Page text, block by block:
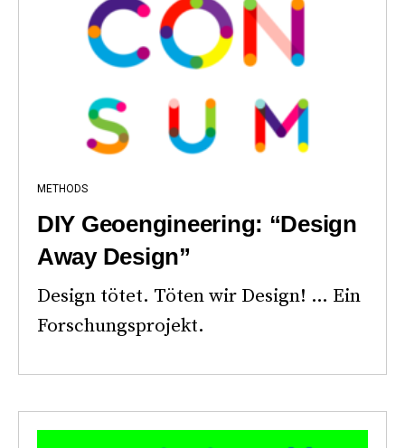
METHODS
DIY Geoengineering: “Design
Away Design”
Design tötet. Töten wir Design! … Ein
Forschungsprojekt.